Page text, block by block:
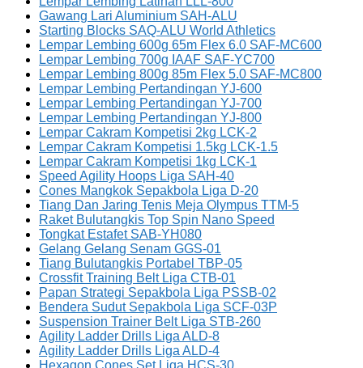
Gawang Lari Aluminium SAH-ALU
Starting Blocks SAQ-ALU World Athletics
Lempar Lembing 600g 65m Flex 6.0 SAF-MC600
Lempar Lembing 700g IAAF SAF-YC700
Lempar Lembing 800g 85m Flex 5.0 SAF-MC800
Lempar Lembing Pertandingan YJ-600
Lempar Lembing Pertandingan YJ-700
Lempar Lembing Pertandingan YJ-800
Lempar Cakram Kompetisi 2kg LCK-2
Lempar Cakram Kompetisi 1.5kg LCK-1.5
Lempar Cakram Kompetisi 1kg LCK-1
Speed Agility Hoops Liga SAH-40
Cones Mangkok Sepakbola Liga D-20
Tiang Dan Jaring Tenis Meja Olympus TTM-5
Raket Bulutangkis Top Spin Nano Speed
Tongkat Estafet SAB-YH080
Gelang Gelang Senam GGS-01
Tiang Bulutangkis Portabel TBP-05
Crossfit Training Belt Liga CTB-01
Papan Strategi Sepakbola Liga PSSB-02
Bendera Sudut Sepakbola Liga SCF-03P
Suspension Trainer Belt Liga STB-260
Agility Ladder Drills Liga ALD-8
Agility Ladder Drills Liga ALD-4
Hexagon Cones Set Liga HCS-30